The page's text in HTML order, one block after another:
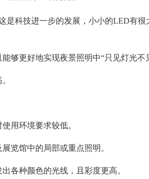
科技进一步的发展，小小的LED有很
更好地实现夜景照明中“只见灯光不
用环境要求较低。
览馆中的局部或重点照明。
各种颜色的光线，且彩度更高。